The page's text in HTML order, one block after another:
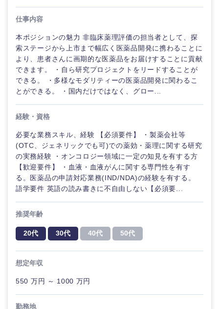
仕事内容
本ポジションの魅力 非臨床薬理評価の担当者として、探
索ステージから上市まで幅広く医薬品開発に携わることに
より、患者さんに画期的な医薬品をお届けすることに貢献
できます。 ・自ら研究プロジェクトをリードすることが
できる。 ・多様なモダリティーの医薬品開発に関わるこ
とができる。 ・国内だけではなく、グロー...
経験・資格
必要な業務スキル、経験 【必須要件】 ・製薬会社等
(OTC、ジェネリックでも可)での薬効・薬理に関する研究
の実務経験 ・オンコロジー領域に一定の知見を有する方
【歓迎要件】 ・血液・血液がんに関する専門性を有す
る。医薬品の申請対応業務(IND/NDA)の経験を有する。
語学要件 英語の読み書きに不自由しない【必須要...
推奨年齢
20代 30代 40代 50代
想定年収
550 万円 ～ 1000 万円
勤務地